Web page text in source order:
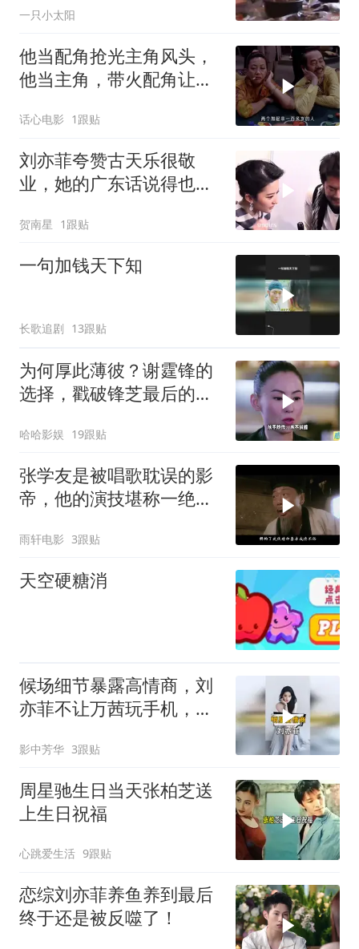
一只小太阳
他当配角抢光主角风头，
他当主角，带火配角让人
话心电影 1跟贴
刘亦菲夸赞古天乐很敬
业，她的广东话说得也好
贺南星 1跟贴
一句加钱天下知
长歌追剧 13跟贴
为何厚此薄彼？谢霆锋的
选择，戳破锋芝最后的体
哈哈影娱 19跟贴
张学友是被唱歌耽误的影
帝，他的演技堪称一绝，
雨轩电影 3跟贴
天空硬糖消
候场细节暴露高情商，刘
亦菲不让万茜玩手机，胡
影中芳华 3跟贴
周星驰生日当天张柏芝送
上生日祝福
心跳爱生活 9跟贴
恋综刘亦菲养鱼养到最后
终于还是被反噬了！